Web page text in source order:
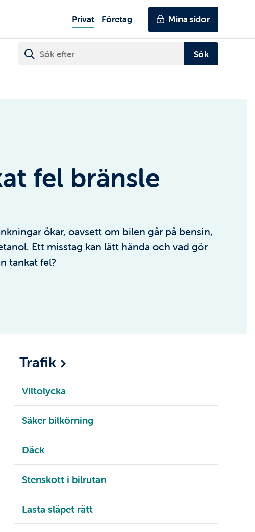
Huvudmeny
Privat Företag Genvägar
Mina sidor
fel bränsle
ökar, oavsett om bilen går på bensin,
Ett misstag kan lätt hända och vad gör
tankat fel?
Trafik
Viltolycka
Säker bilkörning
Däck
Stenskott i bilrutan
Lasta släpet rätt